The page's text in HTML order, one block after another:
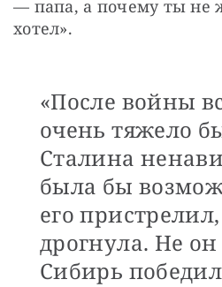
— папа, а почему ты не
хотел».
«После войны
очень тяжело
Сталина
была бы
его
дрогнула. Не
Сибирь